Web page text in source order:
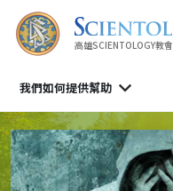
高雄SCIENTOLOGY教會
我們如何提供幫助